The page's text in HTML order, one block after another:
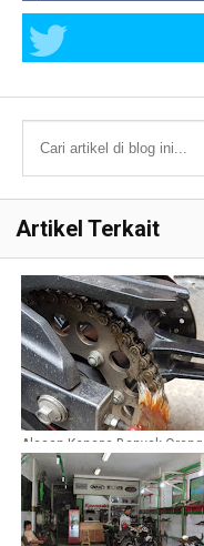
Artikel Terkait
Alasan Kenapa Banyak
Melumasi Rantai Sepeda
Miliknya